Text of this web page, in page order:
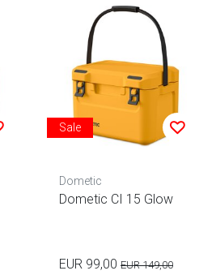
Sale
Dometic
Dometic CI 15 Glow
EUR 99,00 EUR 149,00